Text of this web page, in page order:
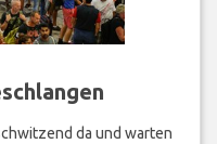
da und warten